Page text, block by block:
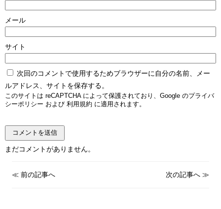
メール
サイト
次回のコメントで使用するためブラウザーに自分の名前、メー
ルアドレス、サイトを保存する。
このサイトは reCAPTCHA によって保護されており、Google のプライバ
シーポリシー および 利用規約 に適用されます。
まだコメントがありません。
≪前の記事へ 次の記事へ≫